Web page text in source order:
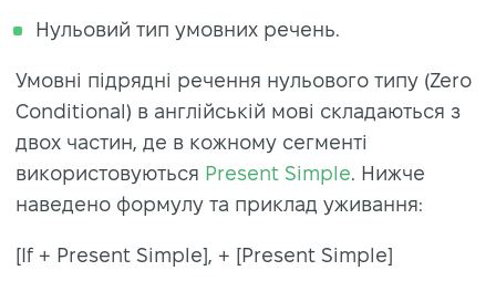
Нульовий тип умовних речень.
Умовні підрядні речення нульового типу (Zero
Conditional) в англійській мові складаються з
двох частин, де в кожному сегменті
використовуються Present Simple. Нижче
наведено формулу та приклад уживання:
[If + Present Simple], + [Present Simple]